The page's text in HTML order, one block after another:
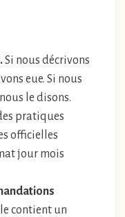
Si nous décrivons
eue. Si nous
le disons.
pratiques
officielles
jour mois
contient un